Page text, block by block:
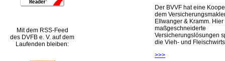
Mit dem RSS-Feed
des DVFB e. V. auf dem
Laufenden bleiben:
Der BVVF hat eine
dem
Ellwanger & Kramm.
maßgeschneiderte
Versicherungslösungen
die Vieh- und
>>>